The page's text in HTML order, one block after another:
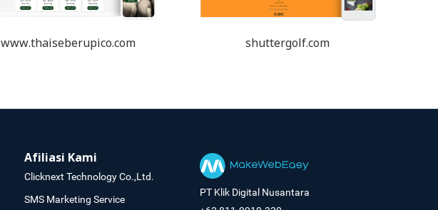
www.thaiseberupico.com shuttergolf.com
Afiliasi Kami
Clicknext Technology Co.,Ltd.
SMS Marketing Service
PT Klik Digital Nusantara